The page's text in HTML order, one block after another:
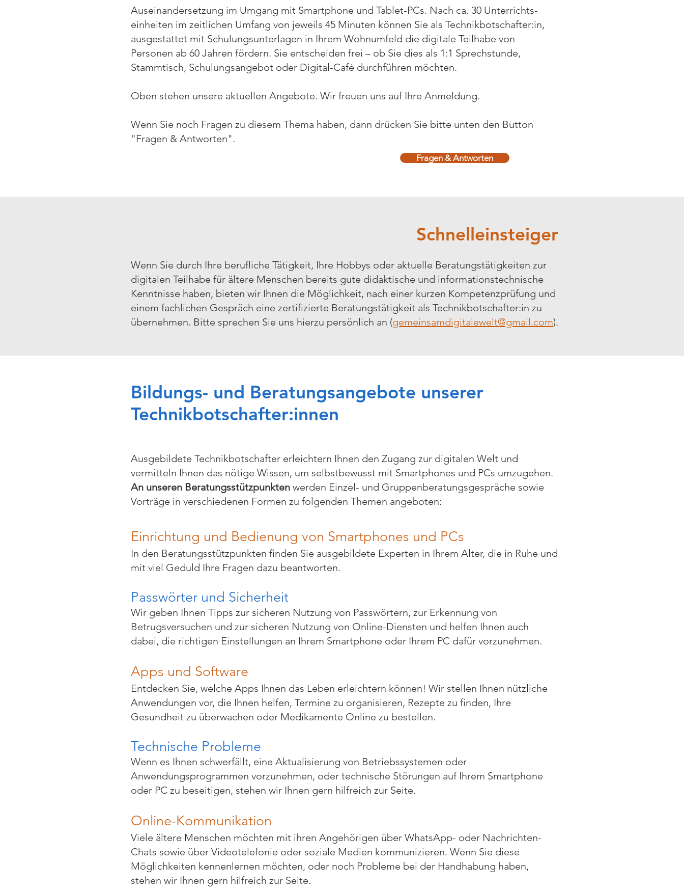
Auseinandersetzung im Umgang mit Smartphone und Tablet-PCs. Nach ca. 30 Unterrichts-
einheiten im zeitlichen Umfang von jeweils 45 Minuten können Sie als Technikbotschafter:in,
ausgestattet mit Schulungsunterlagen in Ihrem Wohnumfeld die digitale Teilhabe von
Personen ab 60 Jahren fördern. Sie entscheiden frei – ob Sie dies als 1:1 Sprechstunde,
Stammtisch, Schulungsangebot oder Digital-Café durchführen möchten.
Oben stehen unsere aktuellen Angebote. Wir freuen uns auf Ihre Anmeldung.
Wenn Sie noch Fragen zu diesem Thema haben, dann drücken Sie bitte unten den Button
"Fragen & Antworten".
Fragen & Antworten
Schnelleinsteiger
Wenn Sie durch Ihre berufliche Tätigkeit, Ihre Hobbys oder aktuelle Beratungstätigkeiten zur
digitalen Teilhabe für ältere Menschen bereits gute didaktische und informationstechnische
Kenntnisse haben, bieten wir Ihnen die Möglichkeit, nach einer kurzen Kompetenzprüfung und
einem fachlichen Gespräch eine zertifizierte Beratungstätigkeit als Technikbotschafter:in zu
übernehmen. Bitte sprechen Sie uns hierzu persönlich an (gemeinsamdigitalewelt@gmail.com).
Bildungs- und Beratungsangebote unserer
Technikbotschafter:innen
Ausgebildete Technikbotschafter erleichtern Ihnen den Zugang zur digitalen Welt und
vermitteln Ihnen das nötige Wissen, um selbstbewusst mit Smartphones und PCs umzugehen.
An unseren Beratungsstützpunkten werden Einzel- und Gruppenberatungsgespräche sowie
Vorträge in verschiedenen Formen zu folgenden Themen angeboten:
Einrichtung und Bedienung von Smartphones und PCs
In den Beratungsstützpunkten finden Sie ausgebildete Experten in Ihrem Alter, die in Ruhe und
mit viel Geduld Ihre Fragen dazu beantworten.
Passwörter und Sicherheit
Wir geben Ihnen Tipps zur sicheren Nutzung von Passwörtern, zur Erkennung von
Betrugsversuchen und zur sicheren Nutzung von Online-Diensten und helfen Ihnen auch
dabei, die richtigen Einstellungen an Ihrem Smartphone oder Ihrem PC dafür vorzunehmen.
Apps und Software
Entdecken Sie, welche Apps Ihnen das Leben erleichtern können! Wir stellen Ihnen nützliche
Anwendungen vor, die Ihnen helfen, Termine zu organisieren, Rezepte zu finden, Ihre
Gesundheit zu überwachen oder Medikamente Online zu bestellen.
Technische Probleme
Wenn es Ihnen schwerfällt, eine Aktualisierung von Betriebssystemen oder
Anwendungsprogrammen vorzunehmen, oder technische Störungen auf Ihrem Smartphone
oder PC zu beseitigen, stehen wir Ihnen gern hilfreich zur Seite.
Online-Kommunikation
Viele ältere Menschen möchten mit ihren Angehörigen über WhatsApp- oder Nachrichten-
Chats sowie über Videotelefonie oder soziale Medien kommunizieren. Wenn Sie diese
Möglichkeiten kennenlernen möchten, oder noch Probleme bei der Handhabung haben,
stehen wir Ihnen gern hilfreich zur Seite.